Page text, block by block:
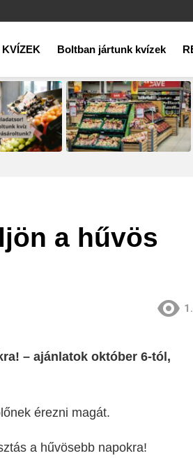
KVÍZEK Boltban jártunk kvízek
a hűvös
– ajánlatok október 6-tól,
érezni magát.
a hűvösebb napokra!